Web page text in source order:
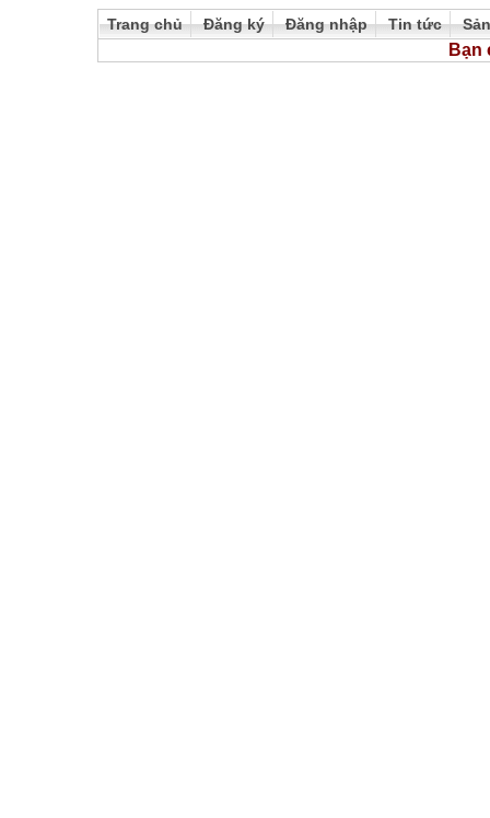
Trang chủ Đăng ký Đăng nhập Tin tức
Bạn